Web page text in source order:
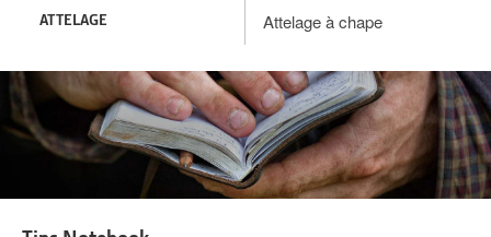
ATTELAGE Attelage à chape